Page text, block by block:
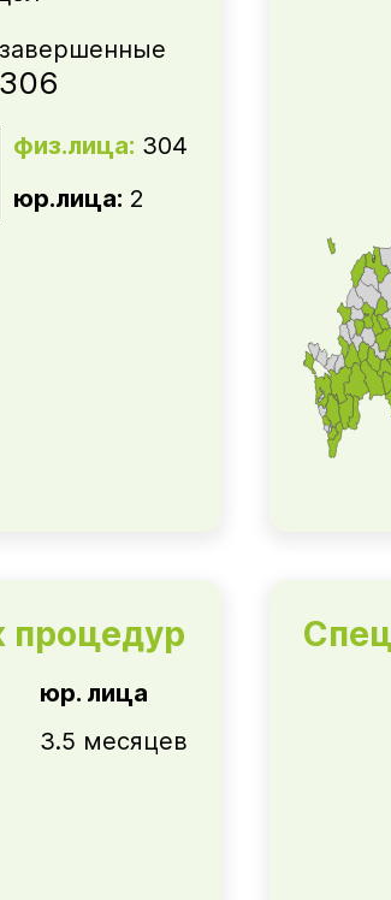
завершенные
306
физ.лица: 304
юр.лица: 2
процедур
юр. лица
3.5 месяцев